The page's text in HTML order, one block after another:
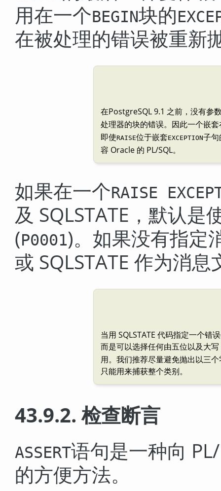
用在一个BEGIN块的
在被处理的错误被重新
在PostgreSQL9.1 之前，没有参
处理器的块的错误。因此一个嵌
即使RAISE位于嵌套EXCEPTION子
容 Oracle 的 PL/SQL。
如果在一个RAISE
及 SQLSTATE，默认是
(P0001)。如果没有指定
或 SQLSTATE 作为消息
当用 SQLSTATE 代码指定一个错
而是可以选择任何由五位以及大
用。我们推荐尽量避免抛出以三
只能用来捕获整个类别。
43.9.2. 检查断言
ASSERT语句是一种向
的方便方法。